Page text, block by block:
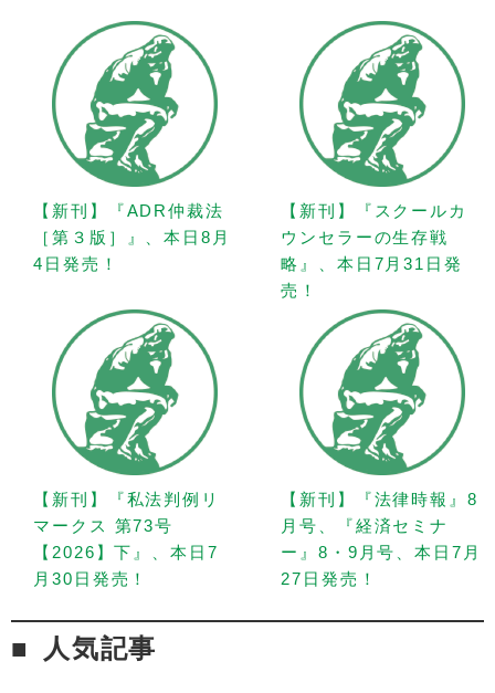
【新刊】『ADR仲裁法
［第３版］』、本日8月
4日発売！
【新刊】『スクールカ
ウンセラーの生存戦
略』、本日7月31日発
売！
【新刊】『私法判例リ
マークス 第73号
【2026】下』、本日7
月30日発売！
【新刊】『法律時報』8
月号、『経済セミナ
ー』8・9月号、本日7月
27日発売！
人気記事